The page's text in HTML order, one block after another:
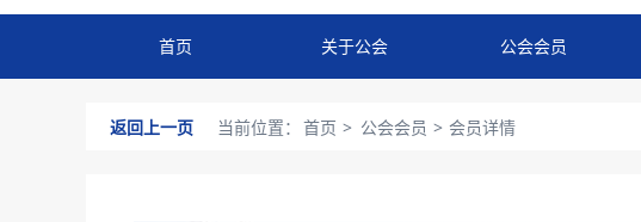
首页 关于公会 公会会员
返回上一页 当前位置： 首页 > 公会会员 > 会员详情